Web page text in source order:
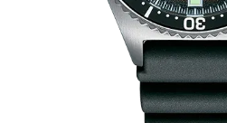
Каталог
Мужские
Женские